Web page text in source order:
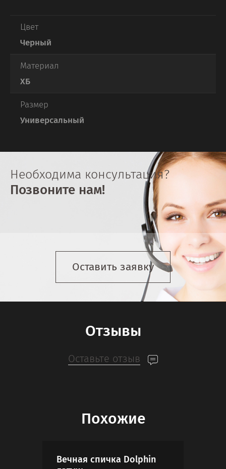
Цвет
Черный
Материал
ХБ
Размер
Универсальный
Необходима консультация?
Позвоните нам!
Оставить заявку
Отзывы
Оставьте отзыв
Похожие
Вечная спичка Dolphin